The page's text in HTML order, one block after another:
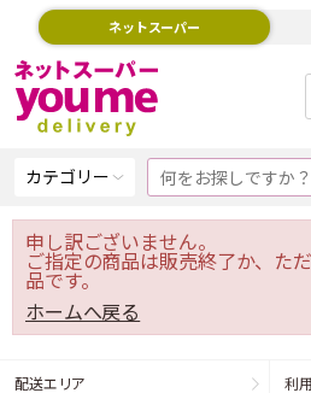
ネットスーパー
カテゴリー
申し訳ございません。
ご指定の商品は販売終了か、た
品です。
ホームへ戻る
配送エリア 利